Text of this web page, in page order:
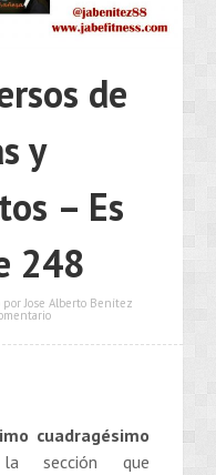
de
y
– Es
248
por Jose Alberto Benítez
cuadragésimo
sección que